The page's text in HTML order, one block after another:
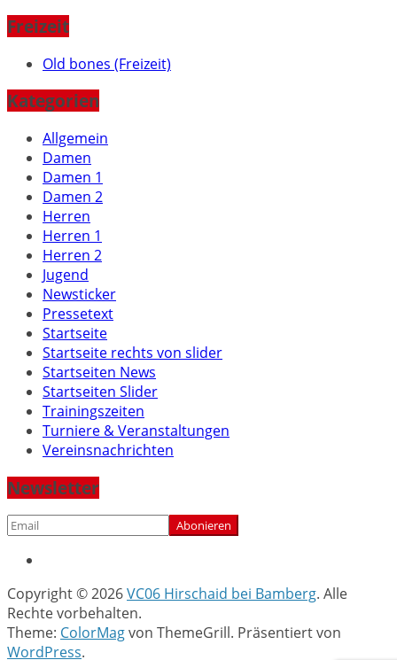
Freizeit
Old bones (Freizeit)
Kategorien
Allgemein
Damen
Damen 1
Damen 2
Herren
Herren 1
Herren 2
Jugend
Newsticker
Pressetext
Startseite
Startseite rechts von slider
Startseiten News
Startseiten Slider
Trainingszeiten
Turniere & Veranstaltungen
Vereinsnachrichten
Newsletter
Copyright © 2026VC06 Hirschaid bei Bamberg. Alle
Rechte vorbehalten.
Theme: ColorMagvon ThemeGrill. Präsentiert von
WordPress.